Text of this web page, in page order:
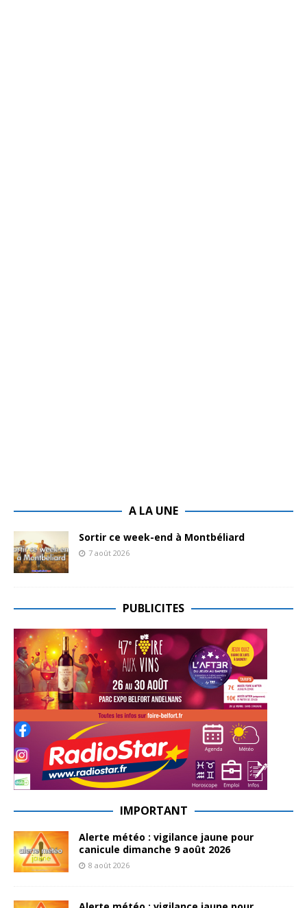
A LA UNE
Sortir ce week-end à Montbéliard
7 août 2026
PUBLICITES
IMPORTANT
Alerte météo : vigilance jaune pour
canicule dimanche 9 août 2026
8 août 2026